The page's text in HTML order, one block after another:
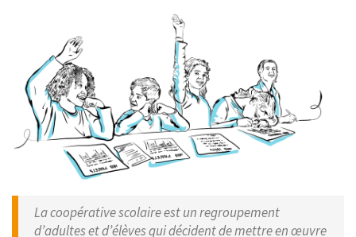
CONTACT
La coopérative scolaire est un regroupement
d’adultes et d’élèves qui décident de mettre en œuvre